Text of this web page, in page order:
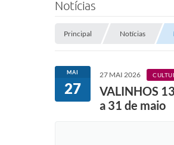
Notícias
Principal Notícias
MAI
27
27 MAI 2026
VALINHOS
a 31 de maio